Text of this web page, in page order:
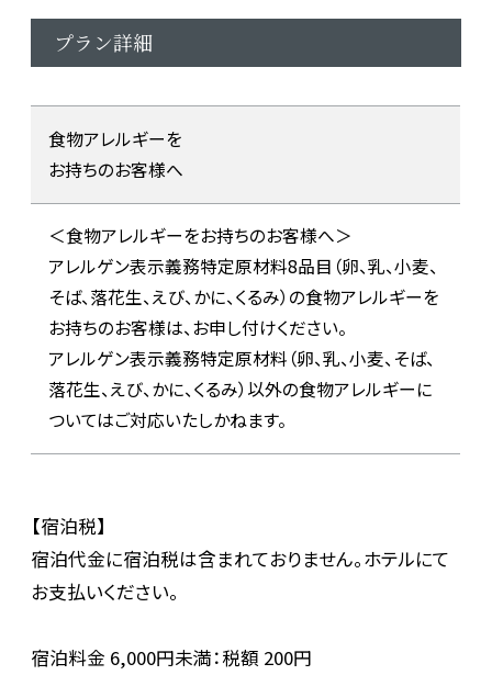
プラン詳細
食物アレルギーを
お持ちのお客様へ
＜食物アレルギーをお持ちのお客様へ＞
アレルゲン表示義務特定原材料8品目（卵、乳、小麦、
そば、落花生、えび、かに、くるみ）の食物アレルギーを
お持ちのお客様は、お申し付けください。
アレルゲン表示義務特定原材料（卵、乳、小麦、そば、
落花生、えび、かに、くるみ）以外の食物アレルギーに
ついてはご対応いたしかねます。
【宿泊税】
宿泊代金に宿泊税は含まれておりません。ホテルにて
お支払いください。
宿泊料金 6,000円未満：税額 200円